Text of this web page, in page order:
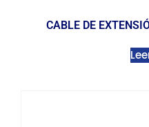
CABLE DE